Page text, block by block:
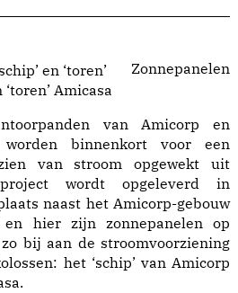
Zonnepanelen
Amicasa
van Amicorp en
binnenkort voor een
van stroom opgewekt uit
wordt opgeleverd in
naast het Amicorp-gebouw
hier zijn zonnepanelen op
bij aan de stroomvoorziening
het ‘schip’ van Amicorp